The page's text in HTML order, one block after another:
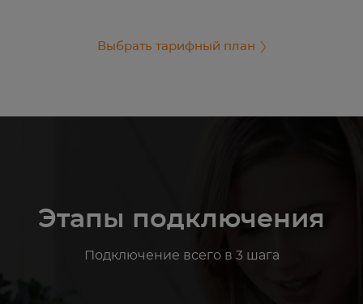
Выбрать тарифный план
Этапы подключения
Подключение всего в 3 шага